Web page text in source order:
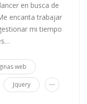
en busca de
encanta trabajar
mi tiempo
web
Jquery ...